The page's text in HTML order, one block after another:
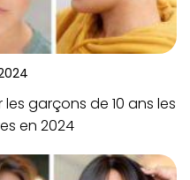
garçons de 10 ans les
en 2024